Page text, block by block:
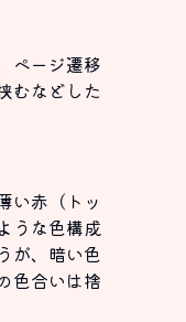
ページ遷移
むなどした
い赤（トッ
うな色構成
が、暗い色
色合いは捨